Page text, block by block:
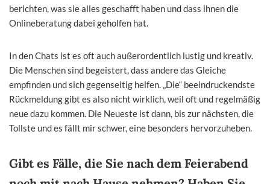
berichten, was sie alles geschafft haben und dass ihnen die
Onlineberatung dabei geholfen hat.
In den Chats ist es oft auch außerordentlich lustig und kreativ.
Die Menschen sind begeistert, dass andere das Gleiche
empfinden und sich gegenseitig helfen. „Die“ beeindruckendste
Rückmeldung gibt es also nicht wirklich, weil oft und regelmäßig
neue dazu kommen. Die Neueste ist dann, bis zur nächsten, die
Tollste und es fällt mir schwer, eine besonders hervorzuheben.
Gibt es Fälle, die Sie nach dem Feierabend